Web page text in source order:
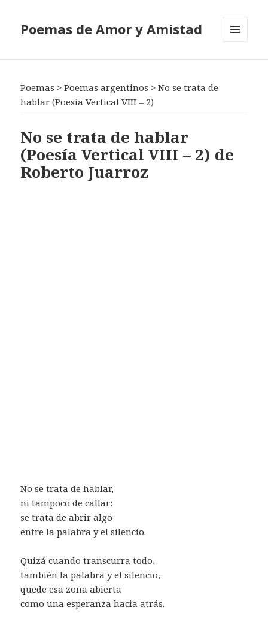
Poemas de Amor y Amistad
Poemas >Poemas argentinos >No se trata de
hablar (Poesía Vertical VIII – 2)
No se trata de hablar
(Poesía Vertical VIII – 2) de
Roberto Juarroz
No se trata de hablar,
ni tampoco de callar:
se trata de abrir algo
entre la palabra y el silencio.
Quizá cuando transcurra todo,
también la palabra y el silencio,
quede esa zona abierta
como una esperanza hacia atrás.